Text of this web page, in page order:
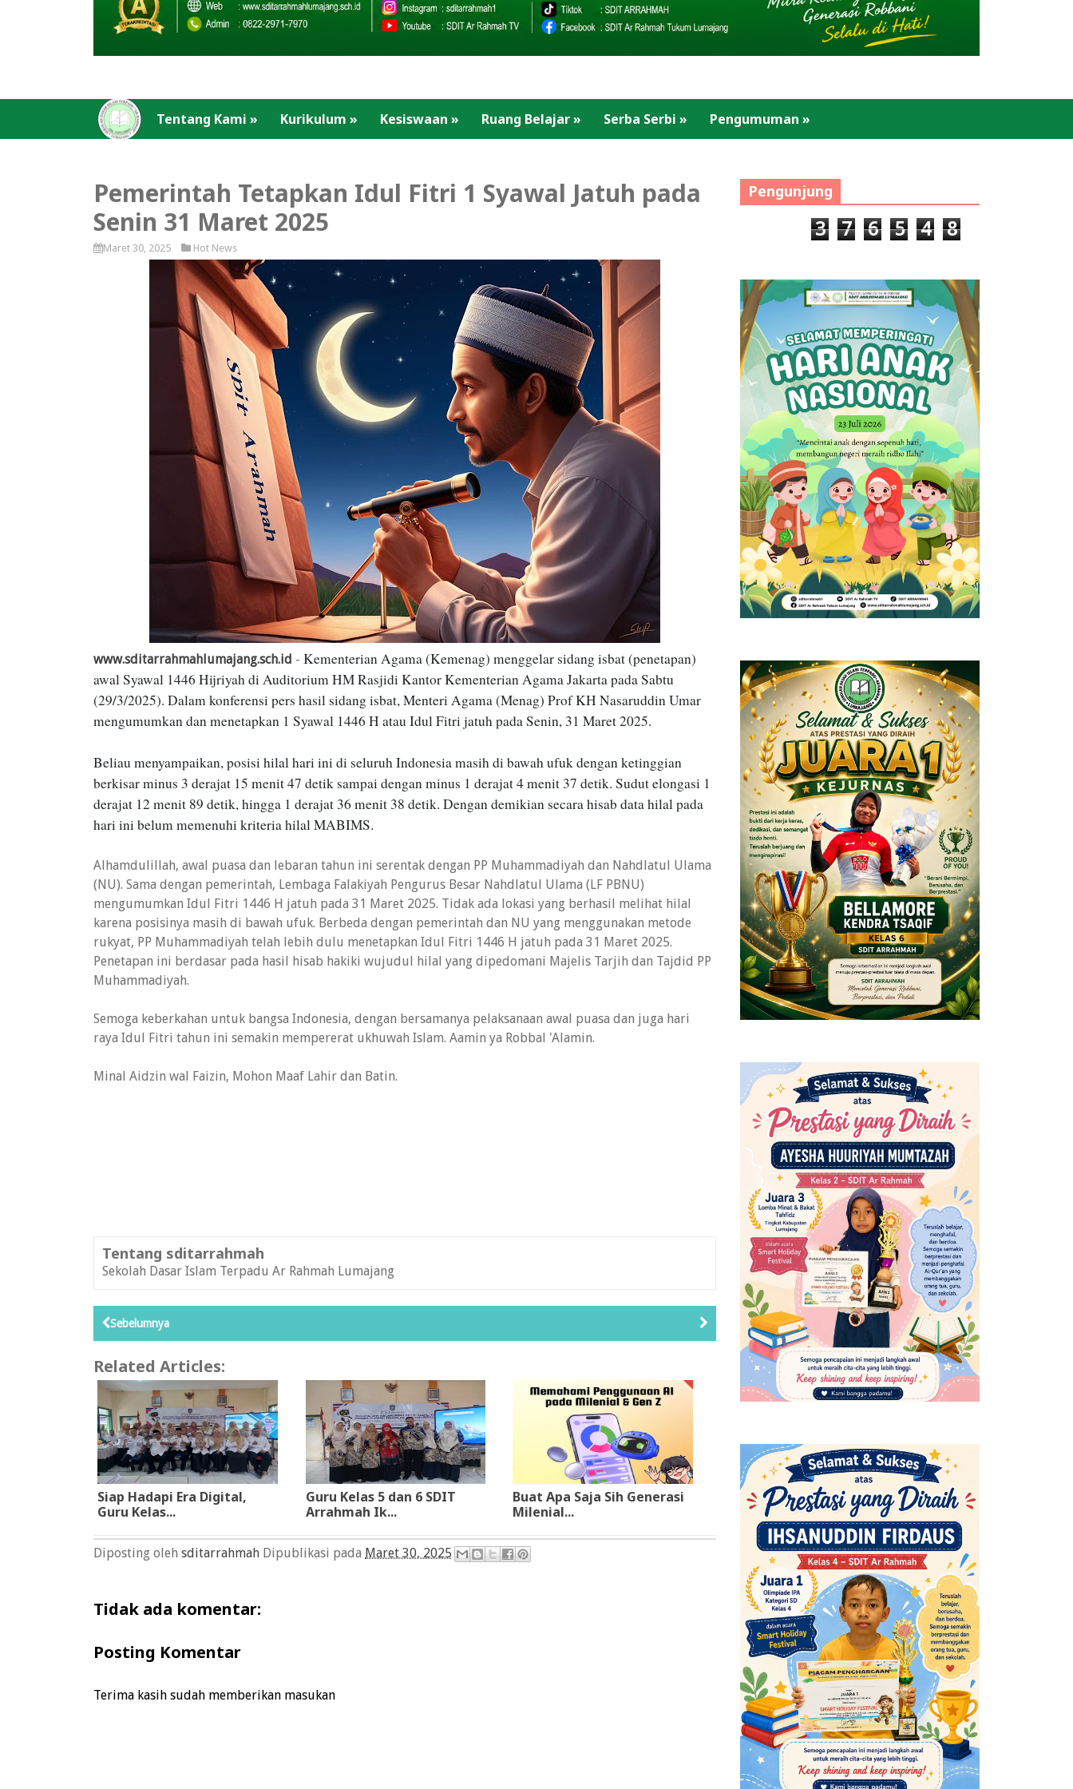
Tentang Kami » Kurikulum » Kesiswaan » Ruang Belajar» Serba Serbi » Pengumuman »
Pemerintah Tetapkan Idul Fitri 1 Syawal Jatuh pada
Senin 31 Maret 2025
Maret 30, 2025 Hot News
www.sditarrahmahlumajang.sch.id - Kementerian Agama (Kemenag) menggelar sidang isbat (penetapan)
awal Syawal 1446 Hijriyah di Auditorium HM Rasjidi Kantor Kementerian Agama Jakarta pada Sabtu
(29/3/2025). Dalam konferensi pers hasil sidang isbat, Menteri Agama (Menag) Prof KH Nasaruddin Umar
mengumumkan dan menetapkan 1 Syawal 1446 H atau Idul Fitri jatuh pada Senin, 31 Maret 2025.
Beliau menyampaikan, posisi hilal hari ini di seluruh Indonesia masih di bawah ufuk dengan ketinggian
berkisar minus 3 derajat 15 menit 47 detik sampai dengan minus 1 derajat 4 menit 37 detik. Sudut elongasi 1
derajat 12 menit 89 detik, hingga 1 derajat 36 menit 38 detik. Dengan demikian secara hisab data hilal pada
hari ini belum memenuhi kriteria hilal MABIMS.
Alhamdulillah, awal puasa dan lebaran tahun ini serentak dengan PP Muhammadiyah dan Nahdlatul Ulama
(NU). Sama dengan pemerintah, Lembaga Falakiyah Pengurus Besar Nahdlatul Ulama (LF PBNU)
mengumumkan Idul Fitri 1446 H jatuh pada 31 Maret 2025. Tidak ada lokasi yang berhasil melihat hilal
karena posisinya masih di bawah ufuk. Berbeda dengan pemerintah dan NU yang menggunakan metode
rukyat, PP Muhammadiyah telah lebih dulu menetapkan Idul Fitri 1446 H jatuh pada 31 Maret 2025.
Penetapan ini berdasar pada hasil hisab hakiki wujudul hilal yang dipedomani Majelis Tarjih dan Tajdid PP
Muhammadiyah.
Semoga keberkahan untuk bangsa Indonesia, dengan bersamanya pelaksanaan awal puasa dan juga hari
raya Idul Fitri tahun ini semakin mempererat ukhuwah Islam. Aamin ya Robbal 'Alamin.
Minal Aidzin wal Faizin, Mohon Maaf Lahir dan Batin.
Tentang sditarrahmah
Sekolah Dasar Islam Terpadu Ar Rahmah Lumajang
Sebelumnya
Related Articles:
Siap Hadapi Era Digital,
Guru Kelas...
Guru Kelas 5 dan 6 SDIT
Arrahmah Ik...
Buat Apa Saja Sih Generasi
Milenial...
Diposting oleh sditarrahmah Dipublikasi pada Maret 30, 2025
Tidak ada komentar:
Posting Komentar
Terima kasih sudah memberikan masukan
Pengunjung
3 7 6 5 4 8